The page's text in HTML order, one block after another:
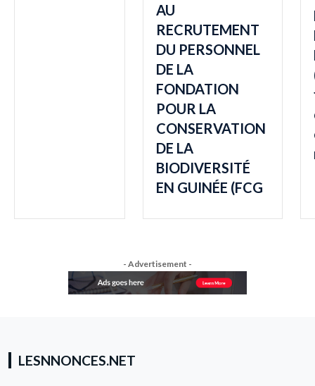
AU
RECRUTEMENT
DU PERSONNEL
DE LA
FONDATION
POUR LA
CONSERVATION
DE LA
BIODIVERSITÉ
EN GUINÉE (FCG
- Advertisement -
LESNNONCES.NET